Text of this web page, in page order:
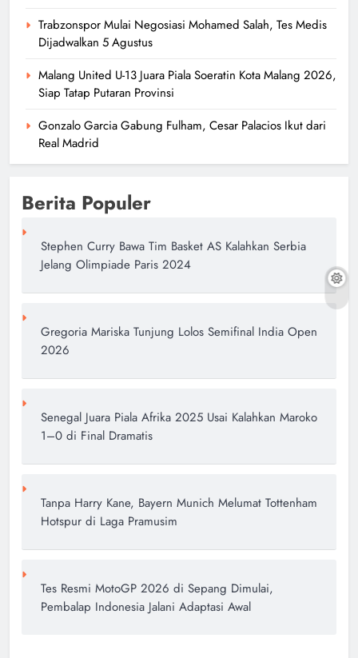
Trabzonspor Mulai Negosiasi Mohamed Salah, Tes Medis
Dijadwalkan 5 Agustus
Malang United U-13 Juara Piala Soeratin Kota Malang 2026,
Siap Tatap Putaran Provinsi
Gonzalo Garcia Gabung Fulham, Cesar Palacios Ikut dari
Real Madrid
Berita Populer
Stephen Curry Bawa Tim Basket AS Kalahkan Serbia
Jelang Olimpiade Paris 2024
Gregoria Mariska Tunjung Lolos Semifinal India Open
2026
Senegal Juara Piala Afrika 2025 Usai Kalahkan Maroko
1–0 di Final Dramatis
Tanpa Harry Kane, Bayern Munich Melumat Tottenham
Hotspur di Laga Pramusim
Tes Resmi MotoGP 2026 di Sepang Dimulai,
Pembalap Indonesia Jalani Adaptasi Awal